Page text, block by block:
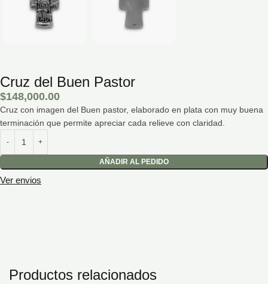
Cruz del Buen Pastor
$148,000.00
Cruz con imagen del Buen pastor, elaborado en plata con muy buena
terminación que permite apreciar cada relieve con claridad.
AÑADIR AL PEDIDO
Ver envios
Productos relacionados